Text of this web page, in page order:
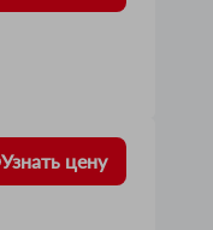
Узнать цену